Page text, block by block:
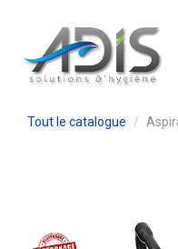
Tout le catalogue